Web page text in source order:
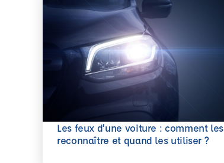
Les feux d’une voiture : comment les
reconnaître et quand les utiliser ?
En savoir plus